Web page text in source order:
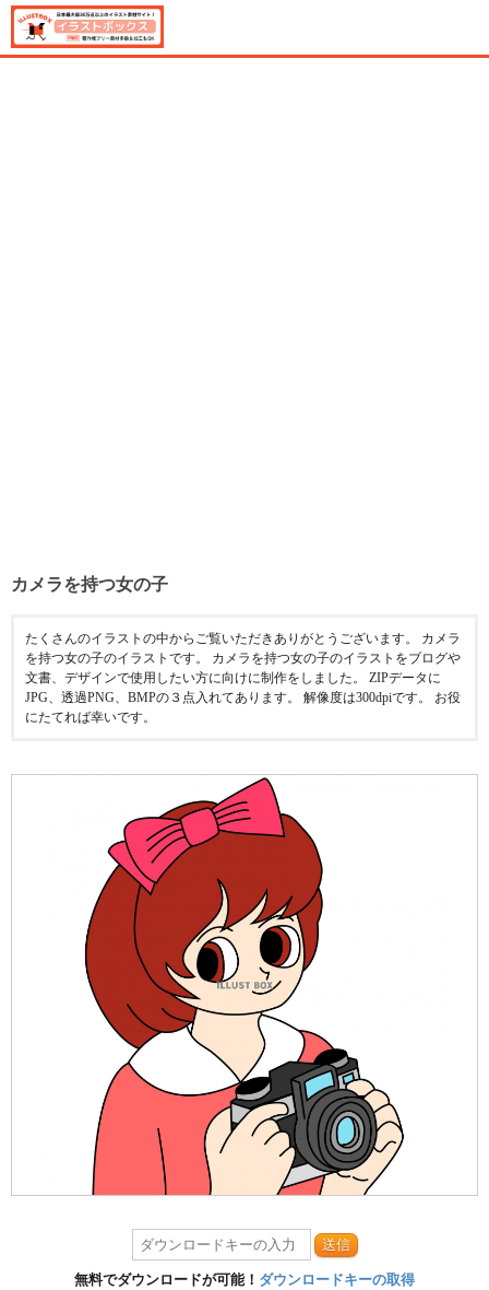
カメラを持つ女の子
たくさんのイラストの中からご覧いただきありがとうございます。 カメラ
を持つ女の子のイラストです。 カメラを持つ女の子のイラストをブログや
文書、デザインで使用したい方に向けに制作をしました。 ZIPデータに
JPG、透過PNG、BMPの３点入れてあります。 解像度は300dpiです。 お役
にたてれば幸いです。
送信
無料でダウンロードが可能！ ダウンロードキーの取得